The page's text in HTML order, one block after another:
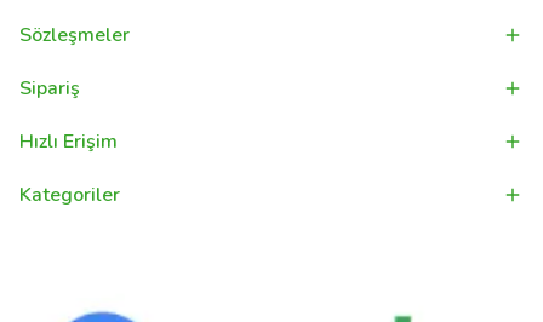
Sözleşmeler
Sipariş
Hızlı Erişim
Kategoriler